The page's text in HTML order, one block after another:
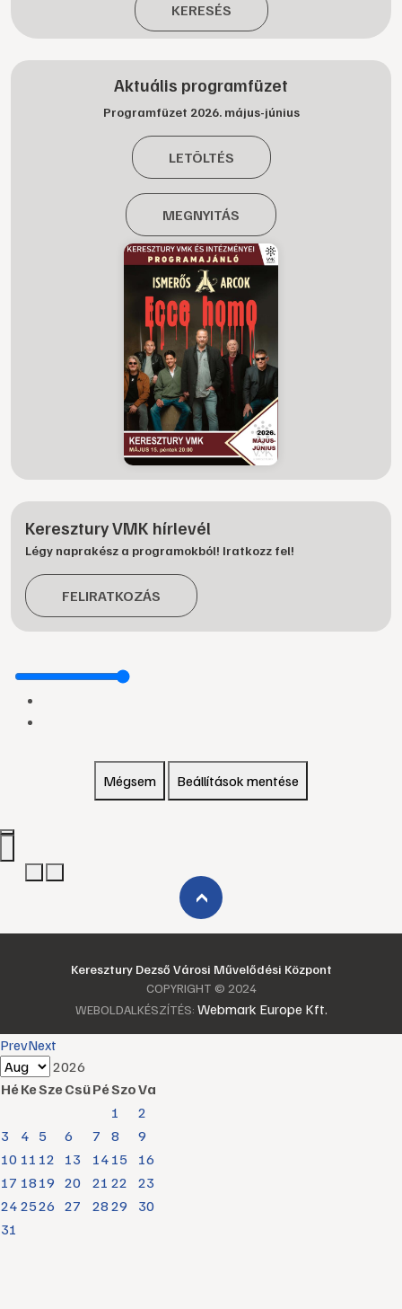
KERESÉS
Aktuális programfüzet
Programfüzet 2026. május-június
LETÖLTÉS
MEGNYITÁS
Keresztury VMK hírlevél
Légy naprakész a programokból! Iratkozz fel!
FELIRATKOZÁS
Mégsem Beállítások mentése
›
Keresztury Dezső Városi Művelődési Központ
COPYRIGHT © 2024
WEBOLDALKÉSZÍTÉS: Webmark Europe Kft.
PrevNext
2026
HéKeSzeCsüPéSzoVa
1
2
3
4 5 6 7 8
9
10 11 12 13 14 15
16
17 18 19 20 21 22
23
24 2526 27 28 29
30
31